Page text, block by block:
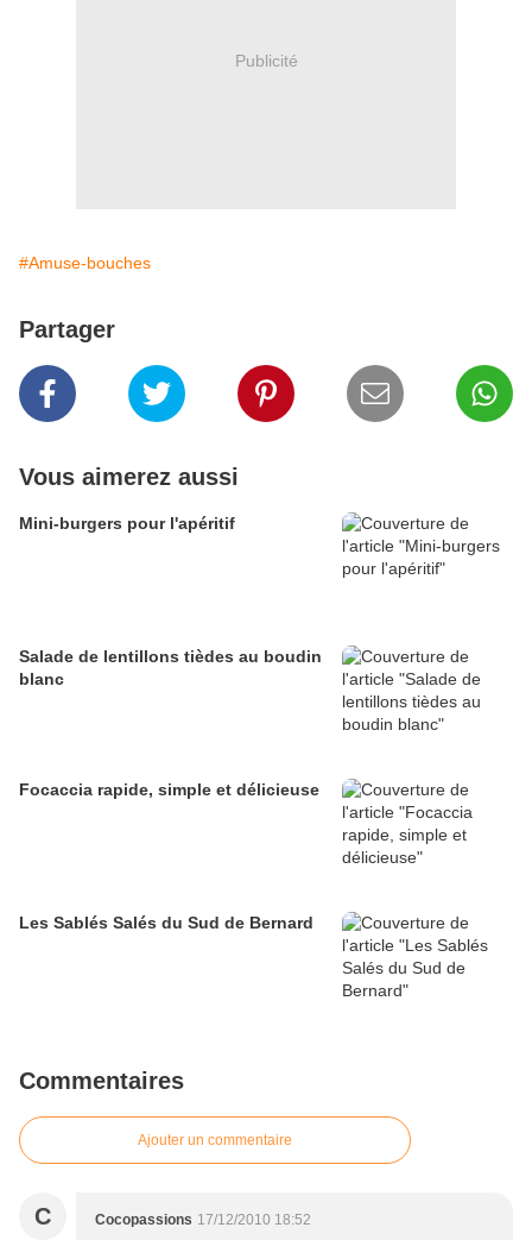
Publicité
#Amuse-bouches
Partager
Vous aimerez aussi
Mini-burgers pour l'apéritif
Salade de lentillons tièdes au boudin
blanc
Focaccia rapide, simple et délicieuse
Les Sablés Salés du Sud de Bernard
Commentaires
Ajouter un commentaire
C Cocopassions 17/12/2010 18:52